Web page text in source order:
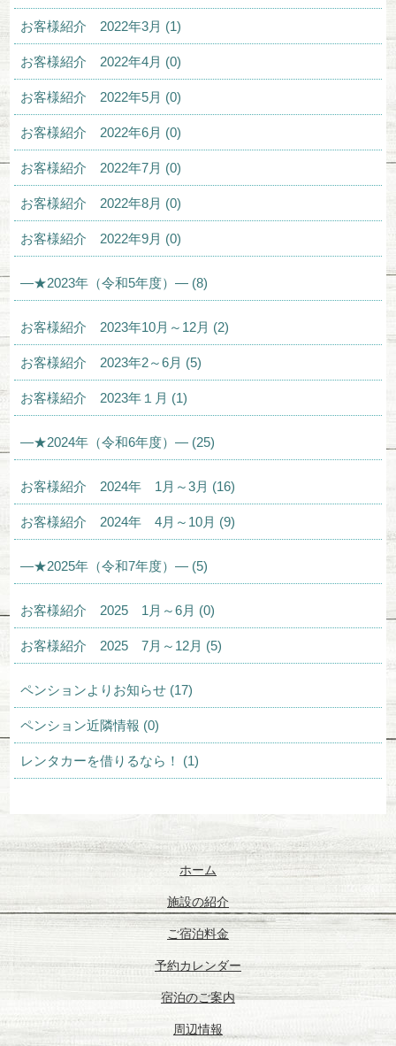
お客様紹介 2022年3月 (1)
お客様紹介 2022年4月 (0)
お客様紹介 2022年5月 (0)
お客様紹介 2022年6月 (0)
お客様紹介 2022年7月 (0)
お客様紹介 2022年8月 (0)
お客様紹介 2022年9月 (0)
—★2023年（令和5年度）— (8)
お客様紹介 2023年10月～12月 (2)
お客様紹介 2023年2～6月 (5)
お客様紹介 2023年１月 (1)
—★2024年（令和6年度）— (25)
お客様紹介 2024年 1月～3月 (16)
お客様紹介 2024年 4月～10月 (9)
—★2025年（令和7年度）— (5)
お客様紹介 2025 1月～6月 (0)
お客様紹介 2025 7月～12月 (5)
ペンションよりお知らせ (17)
ペンション近隣情報 (0)
レンタカーを借りるなら！ (1)
ホーム
施設の紹介
ご宿泊料金
予約カレンダー
宿泊のご案内
周辺情報